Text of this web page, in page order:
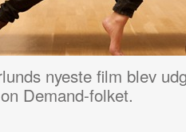
nyeste film blev
Demand-folket.